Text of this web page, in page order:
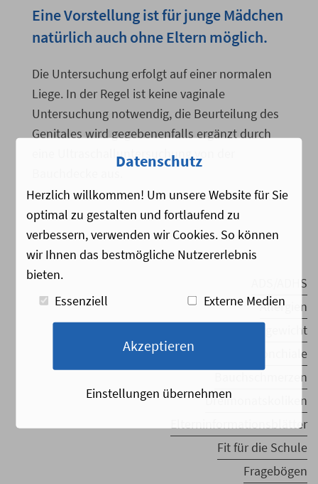
Eine Vorstellung ist für junge Mädchen
natürlich auch ohne Eltern möglich.
Die Untersuchung erfolgt auf einer normalen
Liege. In der Regel ist keine vaginale
Untersuchung notwendig, die Beurteilung des
Genitales wird gegebenenfalls ergänzt durch
eine Ultraschalluntersuchung von der
ADS/ADHS
Allergien
Adipositas/Übergewicht
Asthma bronchiale
Bauchschmerzen
Dreimonatskoliken
Elterninformationsblätter
Fit für die Schule
Fragebögen
Datenschutz
Herzlich willkommen! Um unsere Website für Sie
optimal zu gestalten und fortlaufend zu
verbessern, verwenden wir Cookies. So können
wir Ihnen das bestmögliche Nutzererlebnis
bieten.
Essenziell
Externe Medien
Akzeptieren
Einstellungen übernehmen